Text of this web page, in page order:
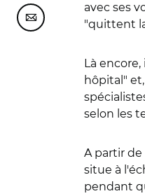
Partager cette page
avec ses
"quittent
Là
hôpital"
selon les
A partir
situe à
pendant